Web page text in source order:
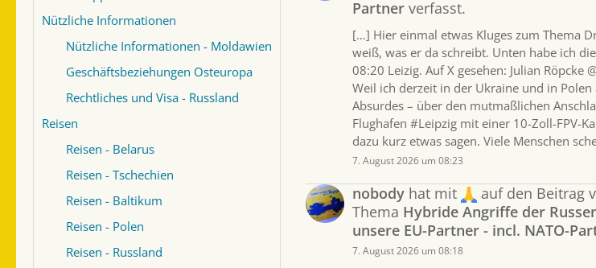
Nützliche Informationen
Nützliche Informationen - Moldawien
Geschäftsbeziehungen Osteuropa
Rechtliches und Visa - Russland
Reisen
Reisen - Belarus
Reisen - Tschechien
Reisen - Baltikum
Reisen - Polen
Reisen - Russland
Partner verfasst.
[…] Hier einmal etwas Kluges zum Thema
weiß, was er da schreibt. Unten habe ich
08:20 Leizig. Auf X gesehen: Julian Röpcke
Weil ich derzeit in der Ukraine und in
Absurdes – über den mutmaßlichen
Flughafen #Leipzig mit einer 10-Zoll-FPV-
dazu kurz etwas sagen. Viele Menschen
7. August 2026 um 08:23
nobody hat mit auf den Beitrag
Thema Hybride Angriffe der
unsere EU-Partner - incl. NATO-
7. August 2026 um 08:18